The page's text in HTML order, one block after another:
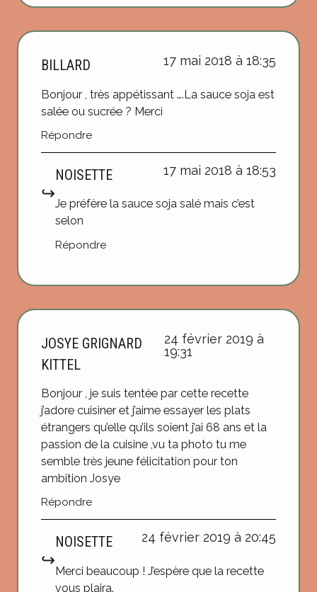
BILLARD 17 mai 2018 à 18:35
Bonjour , très appétissant ….La sauce soja est
salée ou sucrée ? Merci
Répondre
NOISETTE 17 mai 2018 à 18:53
Je préfère la sauce soja salé mais c’est
selon
Répondre
JOSYE GRIGNARD
KITTEL
24 février 2019 à
19:31
Bonjour , je suis tentée par cette recette
j’adore cuisiner et j’aime essayer les plats
étrangers qu’elle qu’ils soient j’ai 68 ans et la
passion de la cuisine ,vu ta photo tu me
semble très jeune félicitation pour ton
ambition Josye
Répondre
NOISETTE 24 février 2019 à 20:45
Merci beaucoup ! J’espère que la recette
vous plaira.